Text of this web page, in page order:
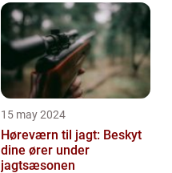
15 may 2024
Høreværn til jagt: Beskyt
dine ører under
jagtsæsonen